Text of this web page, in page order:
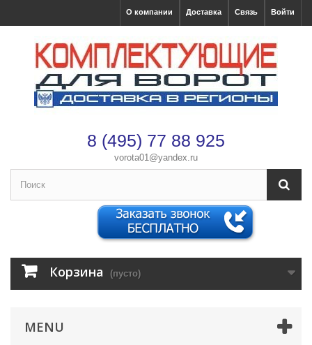
Войти
Связь
Доставка
О компании
8 (495) 77 88 925
vorota01@yandex.ru
Корзина (пусто)
MENU
Оформление заказа
После оформления заказа с вами свяжется менеджер
Имя*